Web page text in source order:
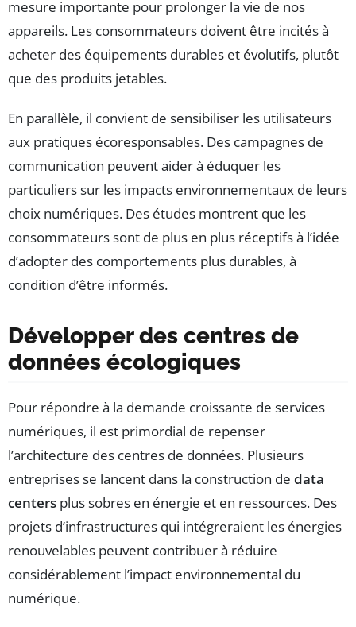
mesure importante pour prolonger la vie de nos
appareils. Les consommateurs doivent être incités à
acheter des équipements durables et évolutifs, plutôt
que des produits jetables.
En parallèle, il convient de sensibiliser les utilisateurs
aux pratiques écoresponsables. Des campagnes de
communication peuvent aider à éduquer les
particuliers sur les impacts environnementaux de leurs
choix numériques. Des études montrent que les
consommateurs sont de plus en plus réceptifs à l’idée
d’adopter des comportements plus durables, à
condition d’être informés.
Développer des centres de
données écologiques
Pour répondre à la demande croissante de services
numériques, il est primordial de repenser
l’architecture des centres de données. Plusieurs
entreprises se lancent dans la construction de data
centers plus sobres en énergie et en ressources. Des
projets d’infrastructures qui intégreraient les énergies
renouvelables peuvent contribuer à réduire
considérablement l’impact environnemental du
numérique.